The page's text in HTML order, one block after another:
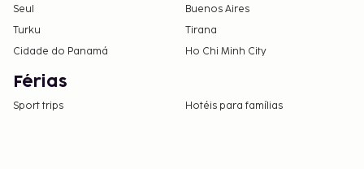
Seul
Buenos Aires
Turku
Tirana
Cidade do Panamá
Ho Chi Minh City
Férias
Sport trips Hotéis para famílias